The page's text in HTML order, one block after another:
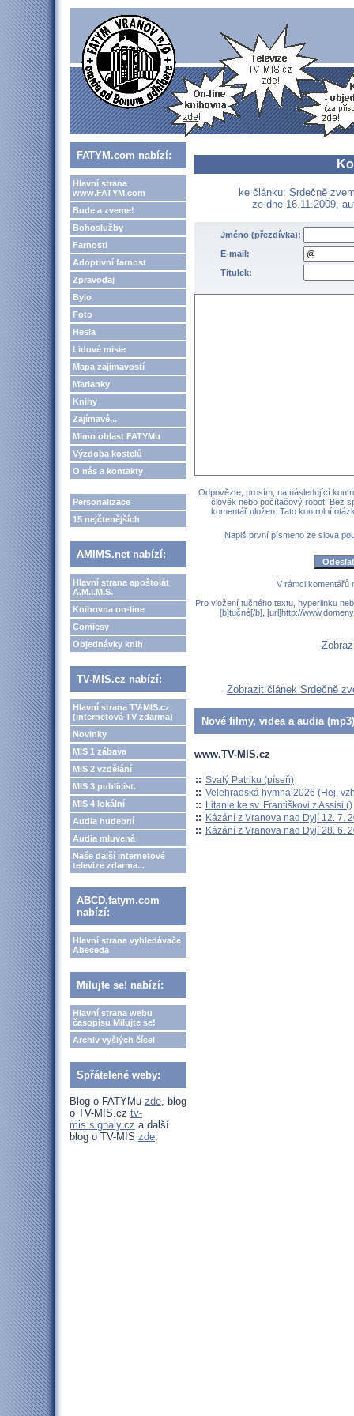
FATYM.com nabízí:
Hlavní strana
www.FATYM.com
Bude a zveme!
Bohoslužby
Farnosti
Adoptivní farnost
Zpravodaj
Bylo
Foto
Hesla
Lidové misie
Mapa zajímavostí
Marianky
Knihy
Zajímavé...
Mimo oblast FATYMu
Výzdoba kostelů
O nás a kontakty
Personalizace
15 nejčtenějších
AMIMS.net nabízí:
Hlavní strana apoštolát
A.M.I.M.S.
Knihovna on-line
Comicsy
Objednávky knih
TV-MIS.cz nabízí:
Hlavní strana TV-MIS.cz
(internetová TV zdarma)
Novinky
MIS 1 zábava
MIS 2 vzdělání
MIS 3 publicist.
MIS 4 lokální
Audia hudební
Audia mluvená
Naše další internetové
televize zdarma...
ABCD.fatym.com
nabízí:
Hlavní strana vyhledávače
Abeceda
Milujte se! nabízí:
Hlavní strana webu
časopisu Milujte se!
Archiv vyšlých čísel
Spřátelené weby:
Blog o FATYMu zde, blog
o TV-MIS.cz tv-
mis.signaly.cz a další
blog o TV-MIS zde.
ke článku: Srdečně
ze dne 16.11.2009,
Jméno (přezdívka):
E-mail:
Titulek:
Odpovězte, prosím, na následující
člověk nebo počítačový robot. Bez
komentář uložen. Tato kontrolní
Napiš první písmeno ze slova
V rámci komentářů
Pro vložení tučného textu, hyperlinku
[b]tučné[/b], [url]http://
Zobrazit článek Srdečně
Nové filmy, videa a audia
www.TV-MIS.cz
:: Svatý Patriku (píseň)
:: Velehradská hymna 2026 (Hej,
:: Litanie ke sv. Františkovi z Assisi ()
:: Kázání z Vranova nad Dyjí 12. 7.
:: Kázání z Vranova nad Dyjí 28. 6.